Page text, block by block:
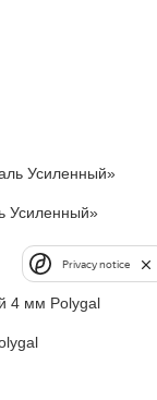
Усиленный»
Privacy notice